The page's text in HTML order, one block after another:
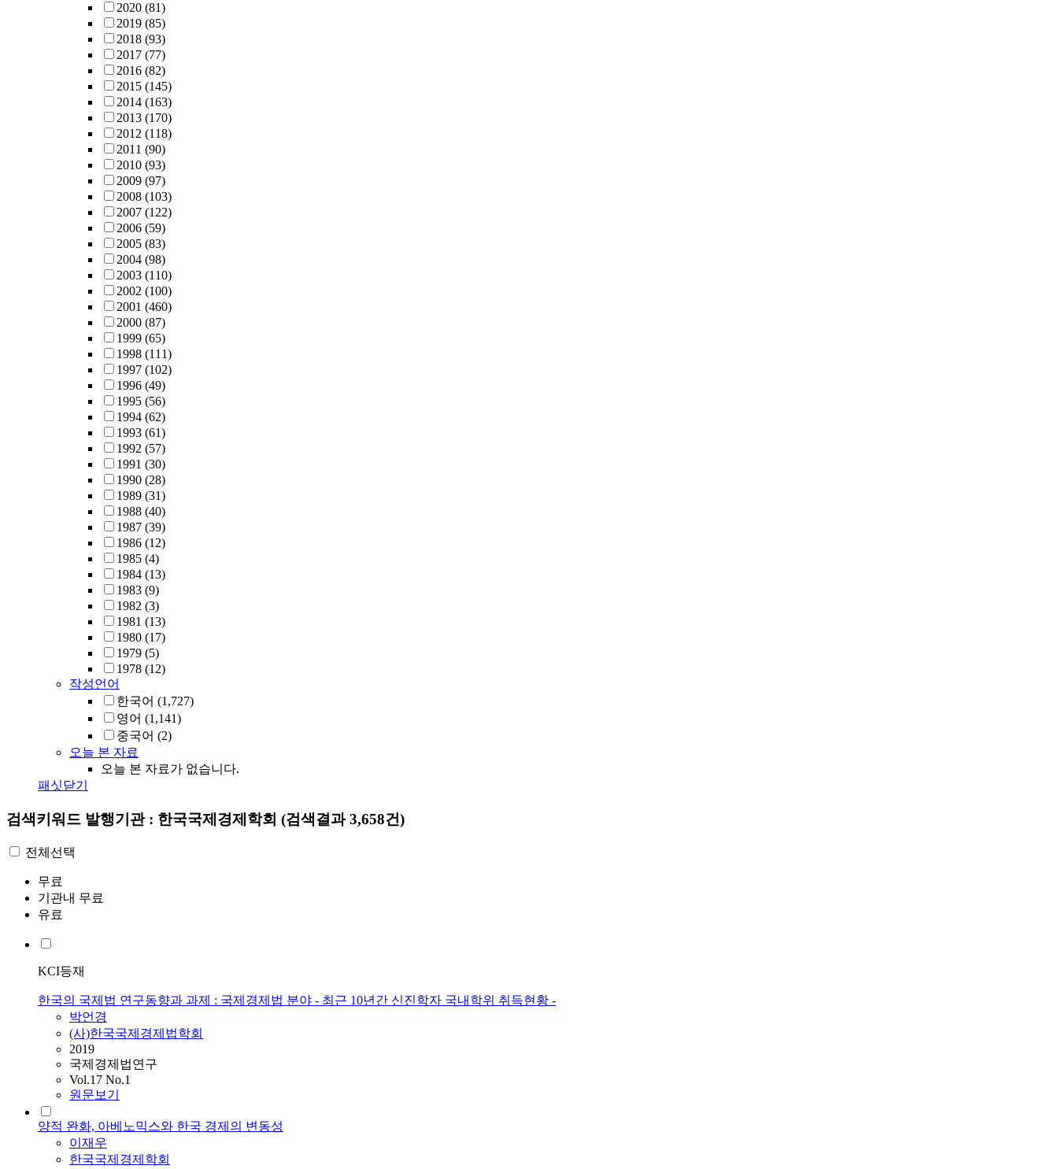
2020 (81)
2019 (85)
2018 (93)
2017 (77)
2016 (82)
2015 (145)
2014 (163)
2013 (170)
2012 (118)
2011 (90)
2010 (93)
2009 (97)
2008 (103)
2007 (122)
2006 (59)
2005 (83)
2004 (98)
2003 (110)
2002 (100)
2001 (460)
2000 (87)
1999 (65)
1998 (111)
1997 (102)
1996 (49)
1995 (56)
1994 (62)
1993 (61)
1992 (57)
1991 (30)
1990 (28)
1989 (31)
1988 (40)
1987 (39)
1986 (12)
1985 (4)
1984 (13)
1983 (9)
1982 (3)
1981 (13)
1980 (17)
1979 (5)
1978 (12)
작성언어
한국어 (1,727)
영어 (1,141)
중국어 (2)
오늘 본 자료
오늘 본 자료가 없습니다.
패싯닫기
검색키워드 발행기관 : 한국국제경제학회 (검색결과 3,658건)
전체선택
무료
기관내 무료
유료
KCI등재
한국의 국제법 연구동향과 과제 : 국제경제법 분야 - 최근 10년간 신진학자 국내학위 취득현황 -
박언경
(사)한국국제경제법학회
2019
국제경제법연구
Vol.17 No.1
원문보기
양적 완화, 아베노믹스와 한국 경제의 변동성
이재우
한국국제경제학회